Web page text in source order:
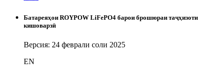
Батареяҳои ROYPOW LiFePO4 барои брошюраи таҷҳизоти
кишоварзӣ
Версия: 24 феврали соли 2025
EN